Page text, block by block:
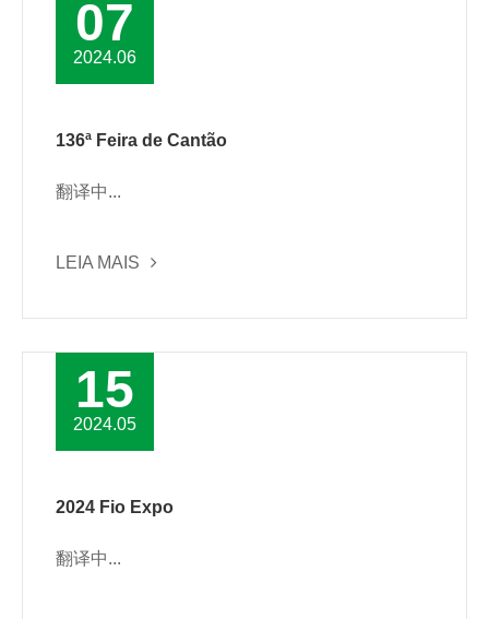
07
2024.06
136ª Feira de Cantão
翻译中...
LEIA MAIS
15
2024.05
2024 Fio Expo
翻译中...